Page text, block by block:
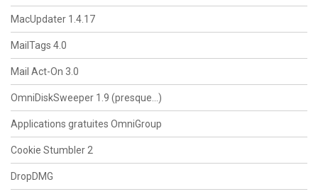
MacUpdater 1.4.17
MailTags 4.0
Mail Act-On 3.0
OmniDiskSweeper 1.9 (presque…)
Applications gratuites OmniGroup
Cookie Stumbler 2
DropDMG